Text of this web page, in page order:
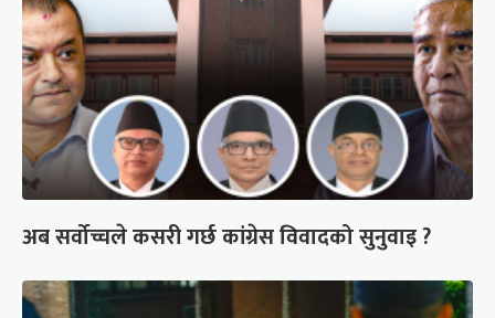
अब सर्वोच्चले कसरी गर्छ कांग्रेस विवादको सुनुवाइ ?